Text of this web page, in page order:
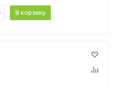
В корзину